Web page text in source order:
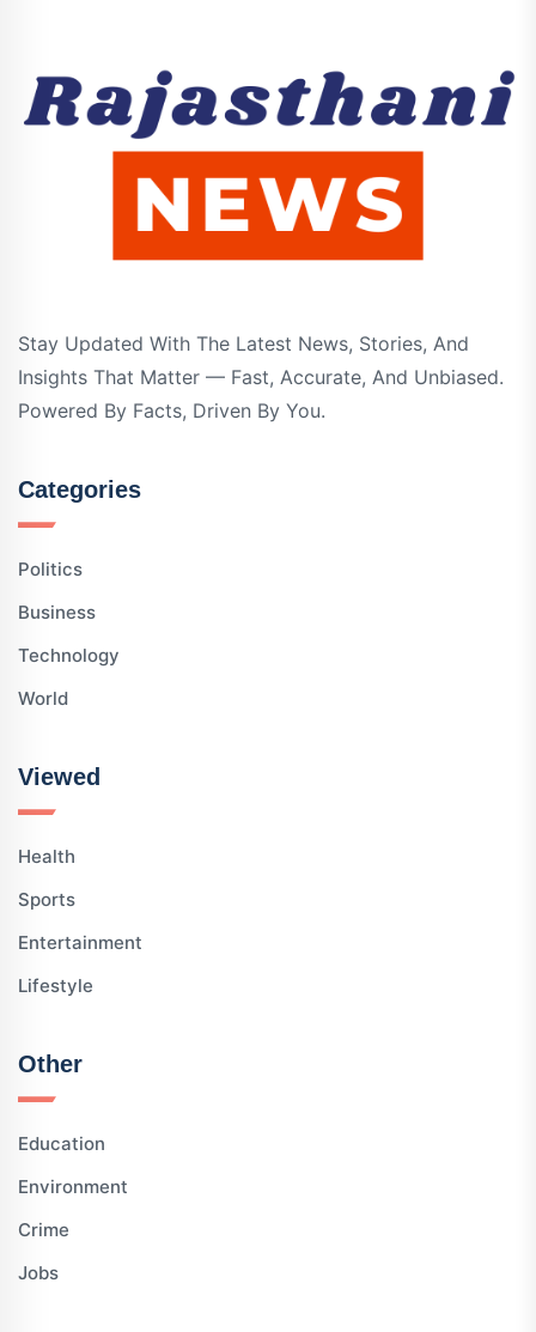
Stay Updated With The Latest News, Stories, And
Insights That Matter — Fast, Accurate, And Unbiased.
Powered By Facts, Driven By You.
Categories
Politics
Business
Technology
World
Viewed
Health
Sports
Entertainment
Lifestyle
Other
Education
Environment
Crime
Jobs